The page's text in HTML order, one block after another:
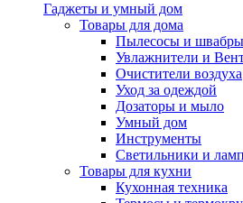
Гаджеты и умный дом
Товары для дома
Пылесосы и швабры
Увлажнители и
Очистители воздуха
Уход за одеждой
Дозаторы и мыло
Умный дом
Инструменты
Светильники и
Товары для кухни
Кухонная техника